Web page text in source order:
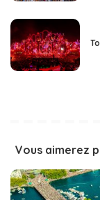
Vous aimerez